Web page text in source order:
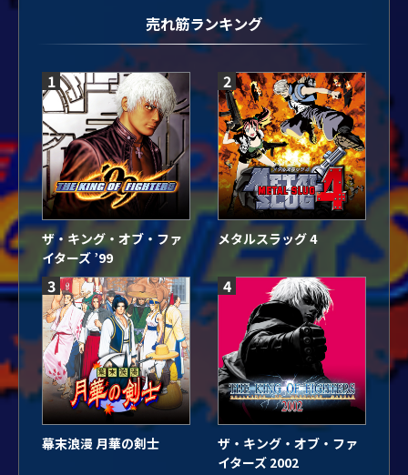
売れ筋ランキング
1
ザ・キング・オブ・ファ
イターズ ’99
2
メタルスラッグ 4
3
幕末浪漫 月華の剣士
4
ザ・キング・オブ・ファ
イターズ 2002